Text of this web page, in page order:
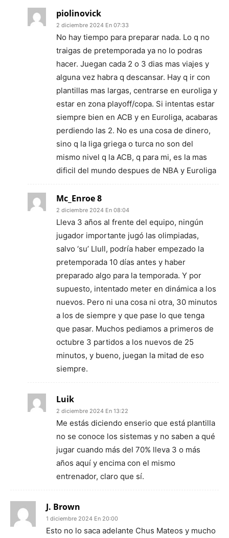
piolinovick
2 diciembre 2024 En 07:33
No hay tiempo para preparar nada. Lo q no
traigas de pretemporada ya no lo podras
hacer. Juegan cada 2 o 3 dias mas viajes y
alguna vez habra q descansar. Hay q ir con
plantillas mas largas, centrarse en euroliga y
estar en zona playoff/copa. Si intentas estar
siempre bien en ACB y en Euroliga, acabaras
perdiendo las 2. No es una cosa de dinero,
sino q la liga griega o turca no son del
mismo nivel q la ACB, q para mi, es la mas
dificil del mundo despues de NBA y Euroliga
Mc_Enroe 8
2 diciembre 2024 En 08:04
Lleva 3 años al frente del equipo, ningún
jugador importante jugó las olimpiadas,
salvo ‘su’ Llull, podría haber empezado la
pretemporada 10 días antes y haber
preparado algo para la temporada. Y por
supuesto, intentado meter en dinámica a los
nuevos. Pero ni una cosa ni otra, 30 minutos
a los de siempre y que pase lo que tenga
que pasar. Muchos pediamos a primeros de
octubre 3 partidos a los nuevos de 25
minutos, y bueno, juegan la mitad de eso
siempre.
Luik
2 diciembre 2024 En 13:22
Me estás diciendo enserio que está plantilla
no se conoce los sistemas y no saben a qué
jugar cuando más del 70% lleva 3 o más
años aquí y encima con el mismo
entrenador, claro que sí.
J. Brown
1 diciembre 2024 En 20:00
Esto no lo saca adelante Chus Mateos y mucho